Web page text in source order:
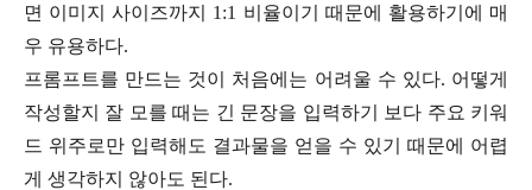
면 이미지 사이즈까지 1:1 비율이기 때문에 활용하기에 매
우 유용하다.
프롬프트를 만드는 것이 처음에는 어려울 수 있다. 어떻게
작성할지 잘 모를 때는 긴 문장을 입력하기 보다 주요 키워
드 위주로만 입력해도 결과물을 얻을 수 있기 때문에 어렵
게 생각하지 않아도 된다.